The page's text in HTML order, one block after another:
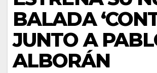
BALADA
JUNTO A
ALBORÁN